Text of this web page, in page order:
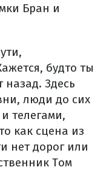
Бран и
будто ты
назад. Здесь
люди до сих
телегами,
как сцена из
нет дорог или
Том